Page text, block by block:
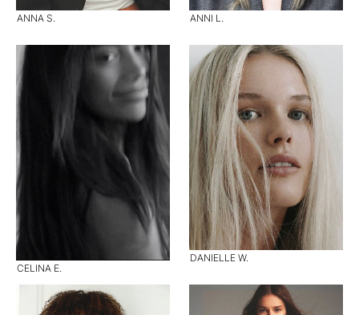
ANNA S. ANNI L.
CELINA E.
DANIELLE W.